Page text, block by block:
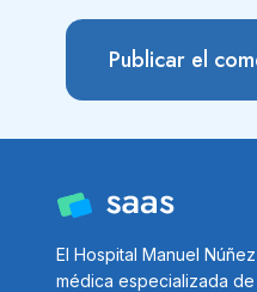
El Hospital Manuel
médica especializada de